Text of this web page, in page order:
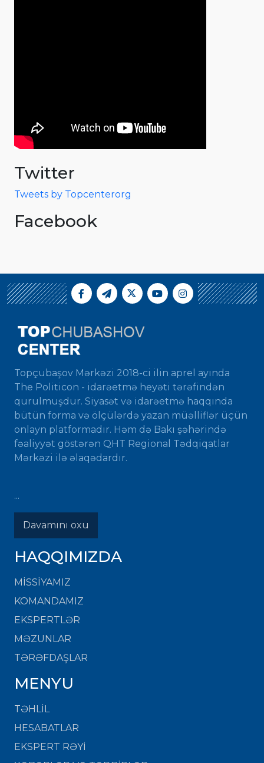
Twitter
Tweets by Topcenterorg
Facebook
Topçubaşov Mərkəzi 2018-ci ilin aprel ayında
The Politicon - idarəetmə heyəti tərəfindən
qurulmuşdur. Siyasət və idarəetmə haqqında
bütün forma və ölçülərdə yazan müəlliflər üçün
onlayn platformadır. Həm də Bakı şəhərində
fəaliyyət göstərən QHT Regional Tədqiqatlar
Mərkəzi ilə əlaqədardır.
...
Davamını oxu
HAQQIMIZDA
MISSIYAMIZ
KOMANDAMIZ
EKSPERTLƏR
MƏZUNLAR
TƏRƏFDAŞLAR
MENYU
TƏHLİL
HESABATLAR
EKSPERT RƏYİ